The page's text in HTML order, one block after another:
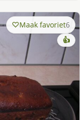
Maak favoriet6
👍